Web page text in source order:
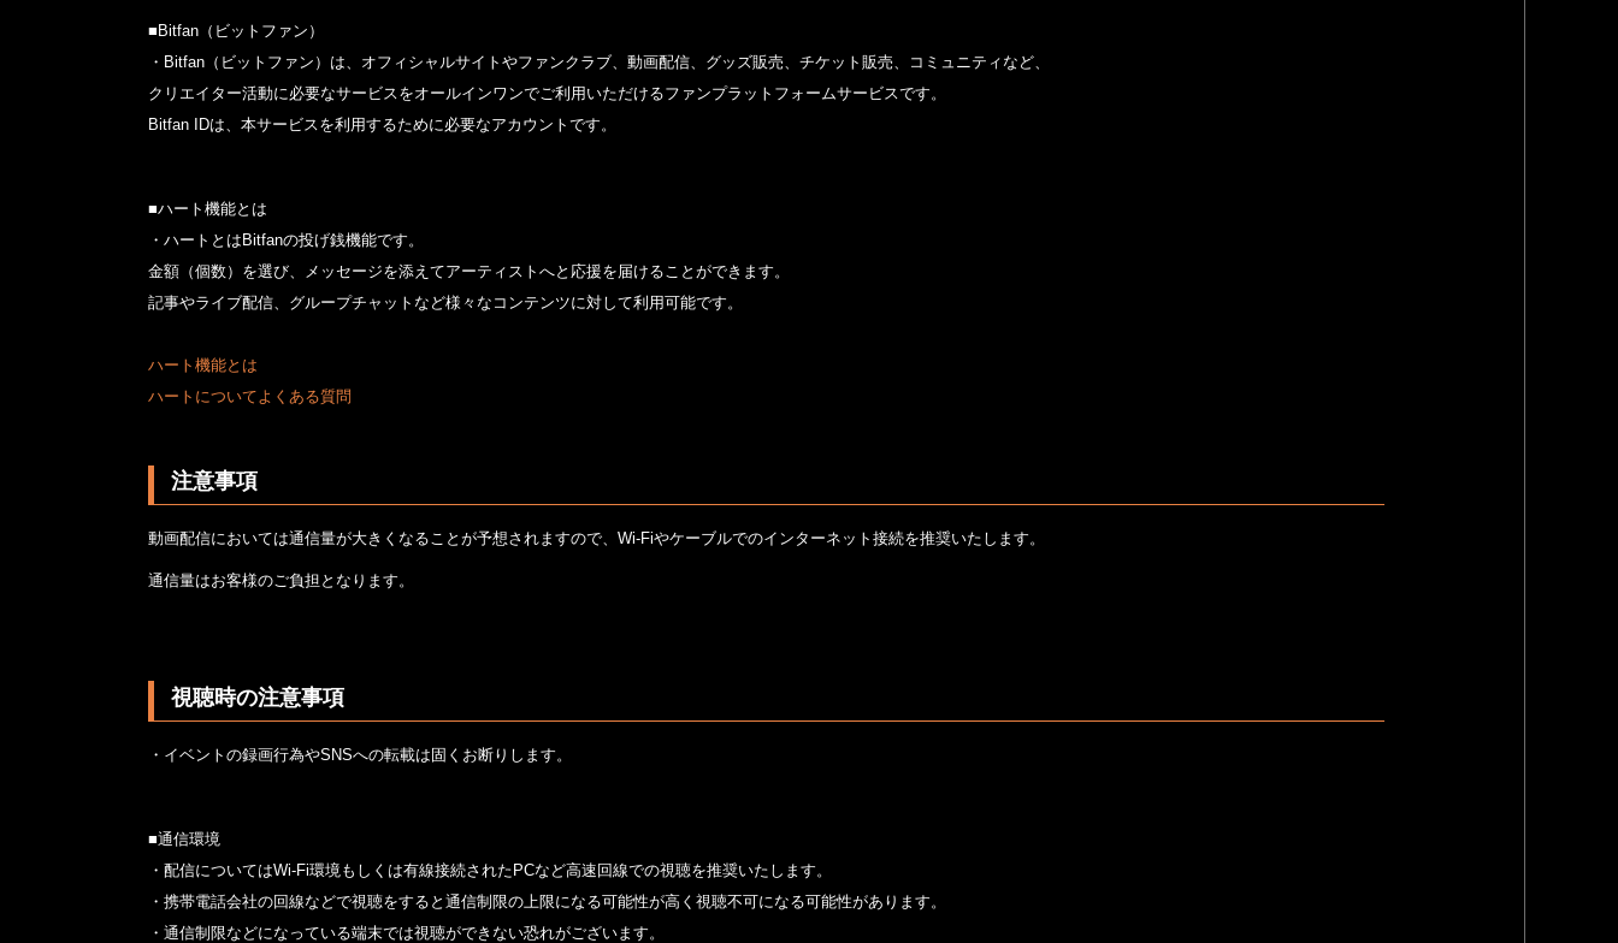
■Bitfan（ビットファン）
・Bitfan（ビットファン）は、オフィシャルサイトやファンクラブ、動画配信、グッズ販売、チケット販売、コミュニティなど、
クリエイター活動に必要なサービスをオールインワンでご利用いただけるファンプラットフォームサービスです。
Bitfan IDは、本サービスを利用するために必要なアカウントです。
■ハート機能とは
・ハートとはBitfanの投げ銭機能です。
金額（個数）を選び、メッセージを添えてアーティストへと応援を届けることができます。
記事やライブ配信、グループチャットなど様々なコンテンツに対して利用可能です。
ハート機能とは
ハートについてよくある質問
注意事項
動画配信においては通信量が大きくなることが予想されますので、Wi-Fiやケーブルでのインターネット接続を推奨いたします。
通信量はお客様のご負担となります。
視聴時の注意事項
・イベントの録画行為やSNSへの転載は固くお断りします。
■通信環境
・配信についてはWi-Fi環境もしくは有線接続されたPCなど高速回線での視聴を推奨いたします。
・携帯電話会社の回線などで視聴をすると通信制限の上限になる可能性が高く視聴不可になる可能性があります。
・通信制限などになっている端末では視聴ができない恐れがございます。